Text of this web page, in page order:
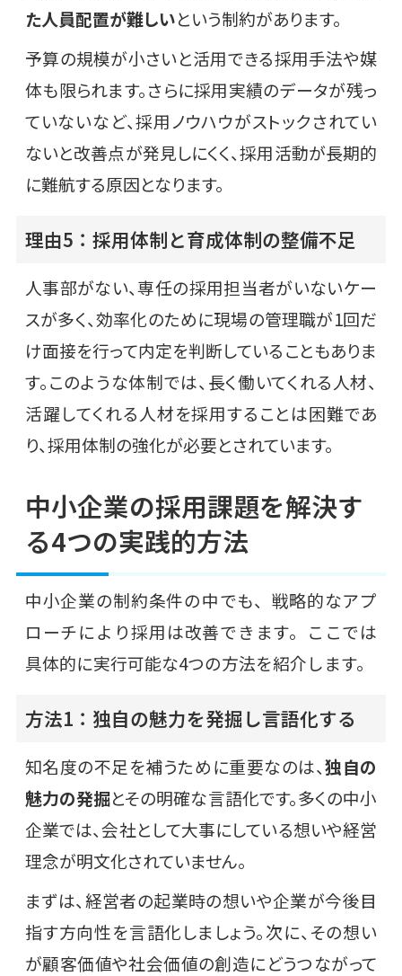
た人員配置が難しいという制約があります。
予算の規模が小さいと活用できる採用手法や媒
体も限られます。さらに採用実績のデータが残っ
ていないなど、採用ノウハウがストックされてい
ないと改善点が発見しにくく、採用活動が長期的
に難航する原因となります。
理由5：採用体制と育成体制の整備不足
人事部がない、専任の採用担当者がいないケー
スが多く、効率化のために現場の管理職が1回だ
け面接を行って内定を判断していることもありま
す。このような体制では、長く働いてくれる人材、
活躍してくれる人材を採用することは困難であ
り、採用体制の強化が必要とされています。
中小企業の採用課題を解決す
る4つの実践的方法
中小企業の制約条件の中でも、戦略的なアプ
ローチにより採用は改善できます。ここでは
具体的に実行可能な4つの方法を紹介します。
方法1：独自の魅力を発掘し言語化する
知名度の不足を補うために重要なのは、独自の
魅力の発掘とその明確な言語化です。多くの中小
企業では、会社として大事にしている想いや経営
理念が明文化されていません。
まずは、経営者の起業時の想いや企業が今後目
指す方向性を言語化しましょう。次に、その想い
が顧客価値や社会価値の創造にどうつながって